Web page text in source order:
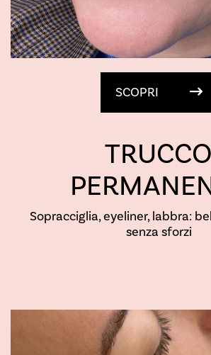
SCOPRI
TRUCCO
Sopracciglia, eyeliner, labbra:
senza sforzi